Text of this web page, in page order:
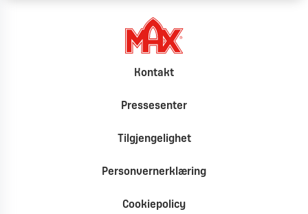
Kontakt
Pressesenter
Tilgjengelighet
Personvernerklæring
Cookiepolicy